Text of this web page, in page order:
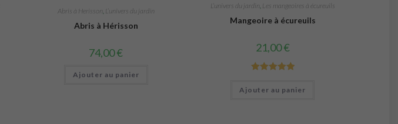
Abris à Herisson L’univers du jardin
Abris à Hérisson
74,00€
Ajouter au panier
L’univers du jardin, Les mangeoires à écureuils
Mangeoire à écureuils
21,00€
sur 5
Ajouter au panier